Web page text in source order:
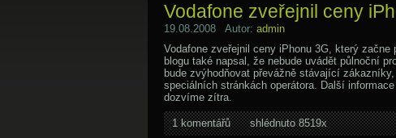
Vodafone zveřejnil ceny
19.08.2008 Autor: admin
Vodafone zveřejnil ceny iPhonu 3G, který začne
blogu také napsal, že nebude uvádět půlnoční
bude zvýhodňovat převážně stávající
speciálních stránkách operátora. Další
dozvíme zítra.
1 komentářů shlédnuto 8519x